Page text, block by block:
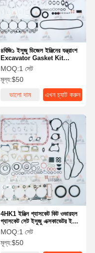
৪বিজি১ ইসুজু ডিজেল ইঞ্জিনের যন্ত্রাংশ
Excavator Gasket Kit
Engine Overhaul জন্য
MOQ:1 সেট
মূল্য:$50
ভালো দাম
এখন চ্যাট করুন
4HK1 ইঞ্জিন গ্যাসকেট কিট ওভারহল
গ্যাসকেট সেট ইসুজু এক্সকাভেটর ইঞ্জিন
পার্টসের জন্য
MOQ:1 সেট
মূল্য:$50